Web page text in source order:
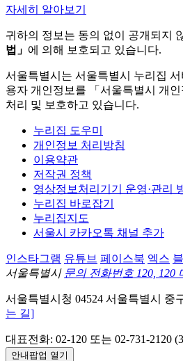
자세히 알아보기
귀하의 정보는 동의 없이 공개되지
법」 에 의해 보호되고 있습니다.
서울특별시는 서울특별시 누리집
용자 개인정보를 「서울특별시 개
처리 및 보호하고 있습니다.
누리집 도우미
개인정보 처리방침
이용약관
저작권 정책
영상정보처리기기 운영·관리
누리집 바로잡기
누리집지도
서울시 카카오톡 채널 추가
인스타그램 유튜브 페이스북 엑스
서울특별시 문의 전화번호 120, 120
서울특별시청 04524 서울특별시 중
는 길]
대표전화: 02-120 또는 02-731-2120
안내팝업 열기